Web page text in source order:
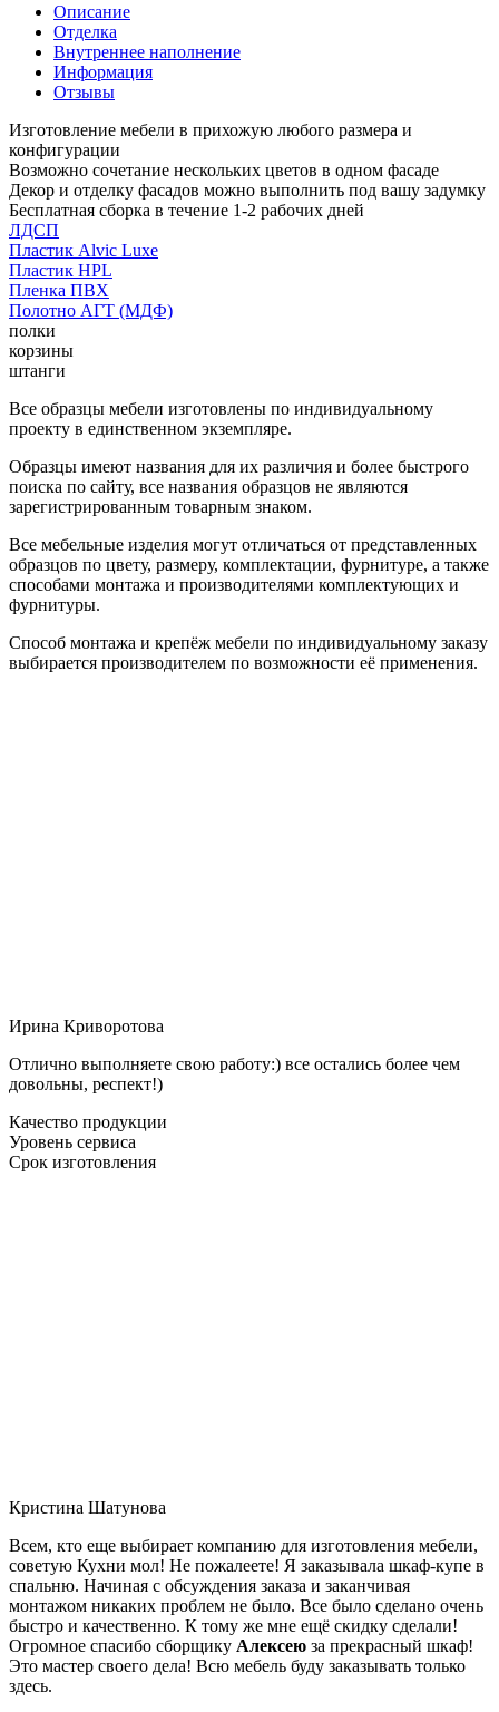
Описание
Отделка
Внутреннее наполнение
Информация
Отзывы
Изготовление мебели в прихожую любого размера и
конфигурации
Возможно сочетание нескольких цветов в одном фасаде
Декор и отделку фасадов можно выполнить под вашу задумку
Бесплатная сборка в течение 1-2 рабочих дней
ЛДСП
Пластик Alvic Luxe
Пластик HPL
Пленка ПВХ
Полотно АГТ (МДФ)
полки
корзины
штанги
Все образцы мебели изготовлены по индивидуальному
проекту в единственном экземпляре.
Образцы имеют названия для их различия и более быстрого
поиска по сайту, все названия образцов не являются
зарегистрированным товарным знаком.
Все мебельные изделия могут отличаться от представленных
образцов по цвету, размеру, комплектации, фурнитуре, а также
способами монтажа и производителями комплектующих и
фурнитуры.
Способ монтажа и крепёж мебели по индивидуальному заказу
выбирается производителем по возможности её применения.
Ирина Криворотова
Отлично выполняете свою работу:) все остались более чем
довольны, респект!)
Качество продукции
Уровень сервиса
Срок изготовления
Кристина Шатунова
Всем, кто еще выбирает компанию для изготовления мебели,
советую Кухни мол! Не пожалеете! Я заказывала шкаф-купе в
спальню. Начиная с обсуждения заказа и заканчивая
монтажом никаких проблем не было. Все было сделано очень
быстро и качественно. К тому же мне ещё скидку сделали!
Огромное спасибо сборщику Алексею за прекрасный шкаф!
Это мастер своего дела! Всю мебель буду заказывать только
здесь.